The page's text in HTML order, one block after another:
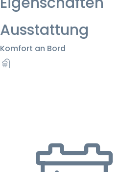
Ausstattung
Komfort an Bord